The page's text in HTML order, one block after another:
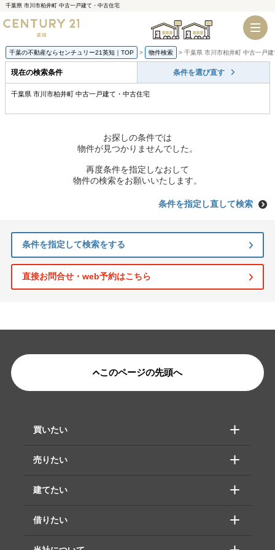
千葉県 市川市柏井町 中古一戸建て・中古住宅
千葉店 船橋店
千葉の不動産ならセンチュリー21英知｜TOP 物件検索 千葉県 市川市柏井町 中古一戸
現在の検索条件 条件を選び直す
千葉県 市川市柏井町 中古一戸建て・中古住宅
お探しの条件では
物件が見つかりませんでした。
再度条件を指定しなおして
物件の検索をお願いいたします。
条件を指定し直して検索
条件を指定して検索をする
直接お問合せ・web予約はこちら
このページの先頭へ
買いたい
売りたい
建てたい
借りたい